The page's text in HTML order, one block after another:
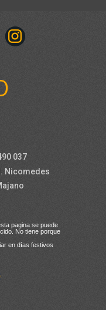
037
Nicomedes
pagina se puede
No tiene porque
en días festivos